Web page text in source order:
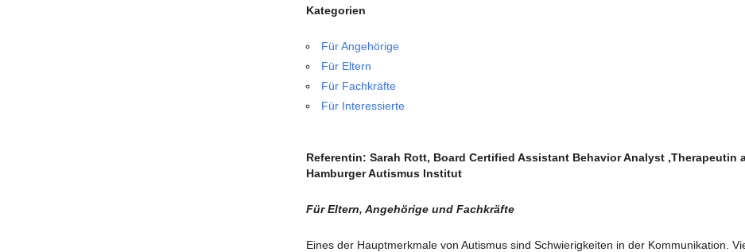
Kategorien
Für Angehörige
Für Eltern
Für Fachkräfte
Für Interessierte
Referentin: Sarah Rott, Board Certified Assistant Behavior Analyst ,Therapeutin
Hamburger Autismus Institut
Für Eltern, Angehörige und Fachkräfte
Eines der Hauptmerkmale von Autismus sind Schwierigkeiten in der Kommunikation.